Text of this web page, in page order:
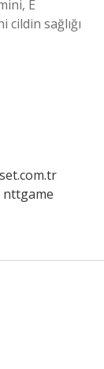
E
sağlığı
nttgame